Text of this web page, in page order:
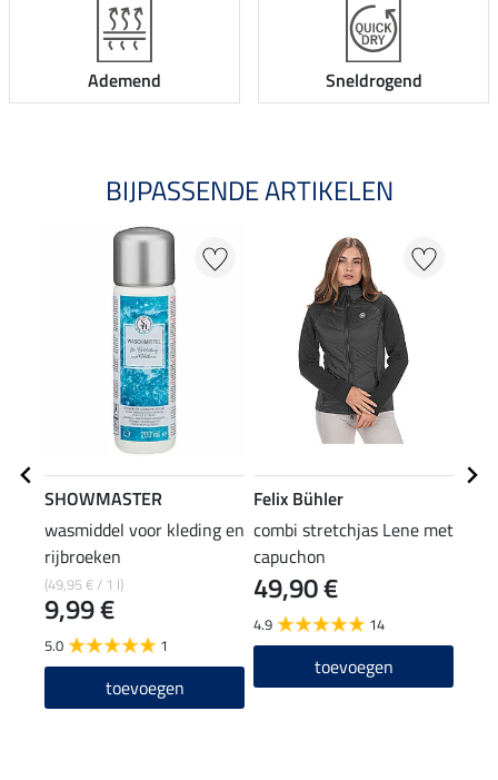
Ademend Sneldrogend
BIJPASSENDE ARTIKELEN
SHOWMASTER
wasmiddel voor kleding en
rijbroeken
(49,95 € / 1 l)
9,99 €
5.0 1
toevoegen
Felix Bühler
combi stretchjas Lene met
capuchon
49,90 €
4.9 14
toevoegen